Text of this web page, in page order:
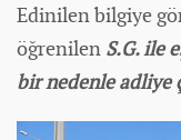
Edinilen bilgiye
öğrenilen S.G. ile
bir nedenle adliye